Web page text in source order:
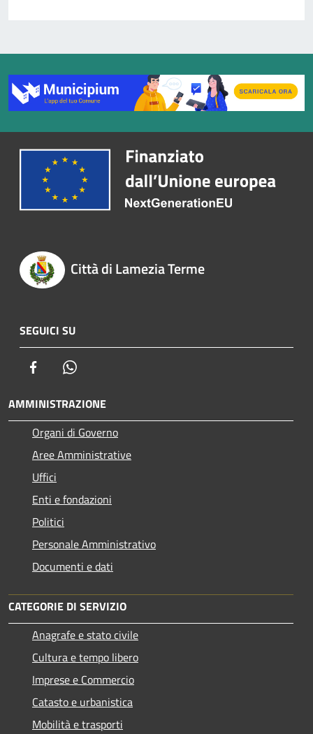
Città di Lamezia Terme
SEGUICI SU
Facebook
AMMINISTRAZIONE
Organi di Governo
Aree Amministrative
Uffici
Enti e fondazioni
Politici
Personale Amministrativo
Documenti e dati
CATEGORIE DI SERVIZIO
Anagrafe e stato civile
Cultura e tempo libero
Imprese e Commercio
Catasto e urbanistica
Mobilità e trasporti